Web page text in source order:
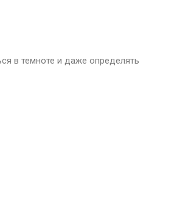
в темноте и даже определять